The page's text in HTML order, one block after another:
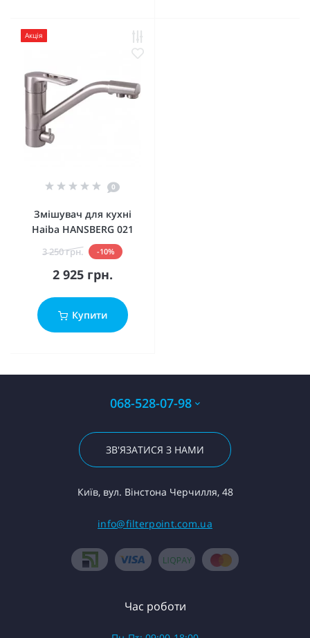
Акція
0
Змішувач для кухні
Haiba HANSBERG 021
3 250 грн. -10%
2 925 грн.
Купити
068-528-07-98
ЗВ'ЯЗАТИСЯ З НАМИ
Київ, вул. Вінстона Черчилля, 48
info@filterpoint.com.ua
Час роботи